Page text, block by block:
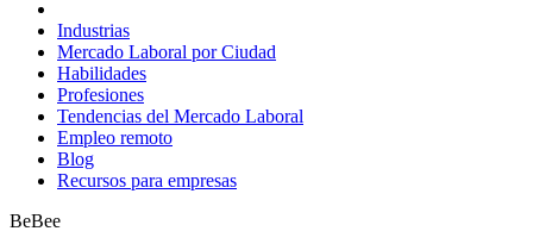
Industrias
Mercado Laboral por Ciudad
Habilidades
Profesiones
Tendencias del Mercado Laboral
Empleo remoto
Blog
Recursos para empresas
BeBee